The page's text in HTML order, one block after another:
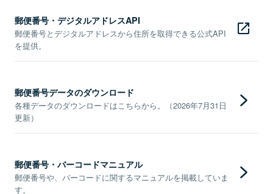
郵便番号・デジタルアドレスAPI
郵便番号とデジタルアドレスから住所を取得できる公式API
を提供。
郵便番号データのダウンロード
各種データのダウンロードはこちらから。（2026年7月31日
更新）
郵便番号・バーコードマニュアル
郵便番号や、バーコードに関するマニュアルを掲載していま
す。